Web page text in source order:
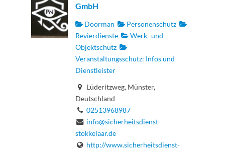
GmbH
Doorman
Personenschutz
Revierdienste
Werk- und
Objektschutz
Veranstaltungsschutz: Infos und
Dienstleister
Lüderitzweg, Münster,
Deutschland
02513968987
info@sicherheitsdienst-
stokkelaar.de
http://www.sicherheitsdienst-